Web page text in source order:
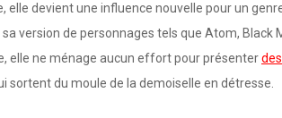
devient une influence nouvelle pour un
version de personnages tels que Atom, Black
elle ne ménage aucun effort pour présenter
sortent du moule de la demoiselle en détresse.